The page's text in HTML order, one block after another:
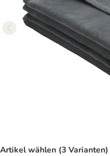
Artikel wählen (3 Varianten)